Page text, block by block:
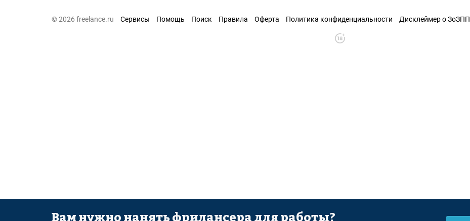
© 2026 freelance.ru Сервисы Помощь Поиск Правила Оферта Политика конфиденциальности Дисклеймер о ЗоЗПП
Вам нужно нанять фрилансера для работы?